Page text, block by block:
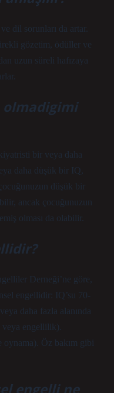
dil sorunları da artar.
gözetim, ödüller ve
uzun süreli hafızaya
olmadigimi
bir veya daha
daha düşük bir IQ,
düşük bir
ancak çocuğunuzun
olması da olabilir.
Derneği’ne göre,
engellidir: IQ’su 70-
daha fazla alanında
veya engellilik).
oynama). Öz bakım gibi
engelli ne